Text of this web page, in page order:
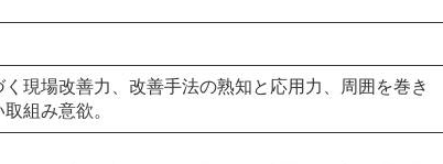
現場改善力、改善手法の熟知と応用力、周囲を巻き
組み意欲。